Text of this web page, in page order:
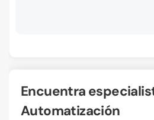
Encuentra especialistas en
Automatización